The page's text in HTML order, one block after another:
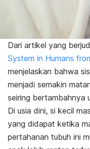
Dari artikel yang
System in Humans
menjelaskan bahwa s
menjadi semakin
seiring bertambahnya
Di usia dini, si kecil
yang didapat ketika
pertahanan tubuh ini